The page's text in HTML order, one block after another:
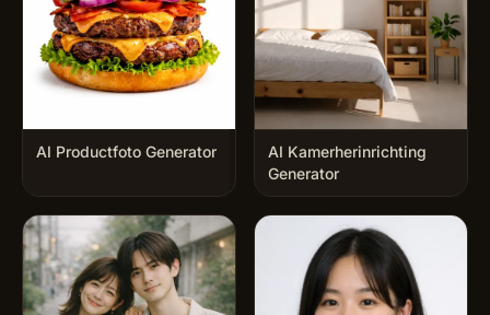
AI Productfoto Generator
AI Kamerherinrichting
Generator